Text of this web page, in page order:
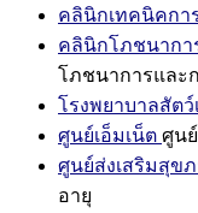
คลินิกเทคนิคกา
คลินิกโภชนากา
โภชนาการและ
โรงพยาบาลสัตว์
ศูนย์เอ็มเน็ต ศูน
ศูนย์ส่งเสริมสุข
อายุ